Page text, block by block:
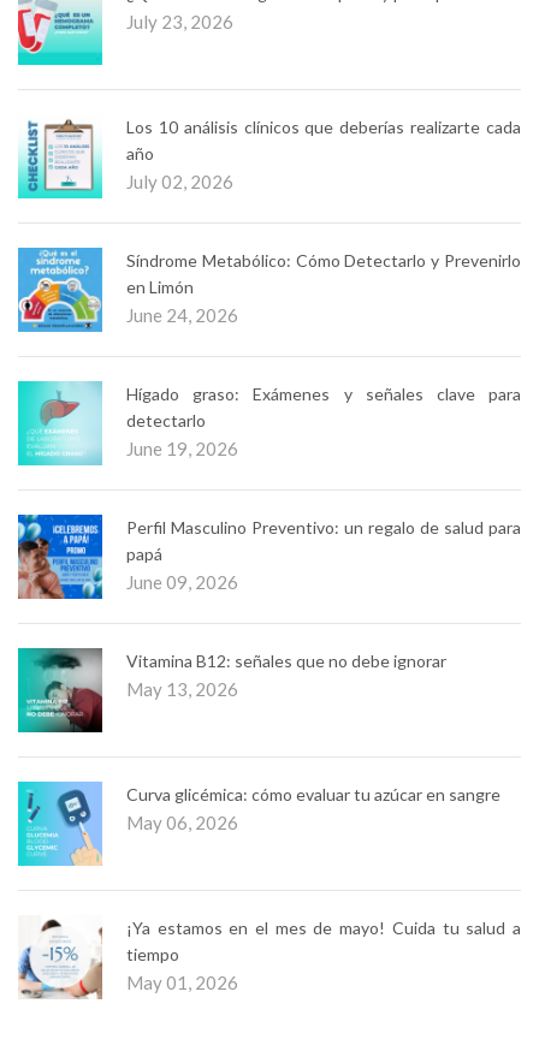
July 23, 2026
Los 10 análisis clínicos que deberías realizarte cada
año
July 02, 2026
Síndrome Metabólico: Cómo Detectarlo y Prevenirlo
en Limón
June 24, 2026
Hígado graso: Exámenes y señales clave para
detectarlo
June 19, 2026
Perfil Masculino Preventivo: un regalo de salud para
papá
June 09, 2026
Vitamina B12: señales que no debe ignorar
May 13, 2026
Curva glicémica: cómo evaluar tu azúcar en sangre
May 06, 2026
¡Ya estamos en el mes de mayo! Cuida tu salud a
tiempo
May 01, 2026